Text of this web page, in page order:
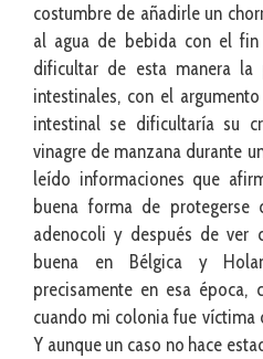
costumbre de añadirle un
al agua de bebida con el
dificultar de esta manera la
intestinales, con el
intestinal se dificultaría su
vinagre de manzana durante
leído informaciones que
buena forma de protegerse
adenocoli y después de ver
buena en Bélgica y
precisamente en esa época,
cuando mi colonia fue víctima
Y aunque un caso no hace